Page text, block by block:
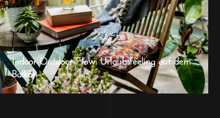
Indoor-Outdoor-Flow: Urlaubsfeeling auf dem
Balkon